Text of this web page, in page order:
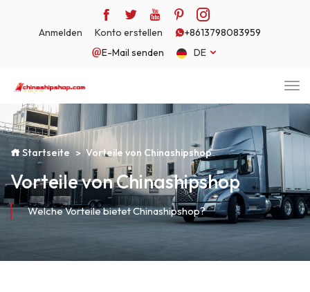
Anmelden Konto erstellen
+8613798083959
E-Mail senden
DE
Startseite Vorteile von Chinashipshop
Vorteile von Chinashipshop
Welche Vorteile bietet Chinashipshop?